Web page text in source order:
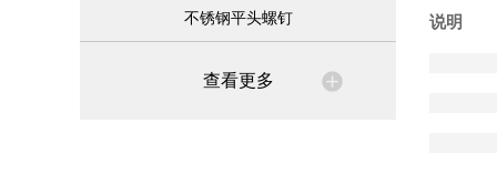
不锈钢平头螺钉
查看更多
说明